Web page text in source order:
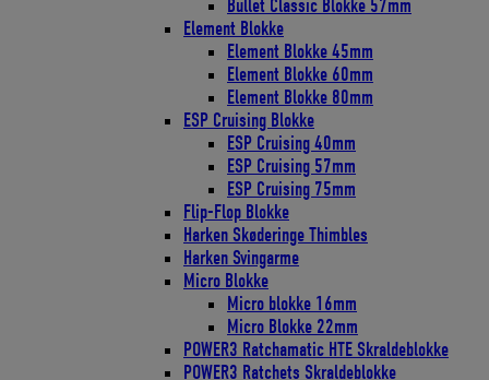
Bullet Classic Blokke 57mm
Element Blokke
Element Blokke 45mm
Element Blokke 60mm
Element Blokke 80mm
ESP Cruising Blokke
ESP Cruising 40mm
ESP Cruising 57mm
ESP Cruising 75mm
Flip-Flop Blokke
Harken Skøderinge Thimbles
Harken Svingarme
Micro Blokke
Micro blokke 16mm
Micro Blokke 22mm
POWER3 Ratchamatic HTE Skraldeblokke
POWER3 Ratchets Skraldeblokke